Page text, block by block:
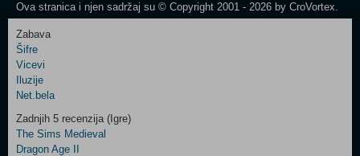
Control
Two
Newsletter
Ova stranica i njen sadržaj su © Copyright 2001 - 2026 by CroVortex.
Zabava
Šifre
Vicevi
Iluzije
Net.bela
Zadnjih 5 recenzija (Igre)
The Sims Medieval
Dragon Age II